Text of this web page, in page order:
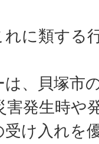
に類する
、貝塚市
害発生時や
け入れを